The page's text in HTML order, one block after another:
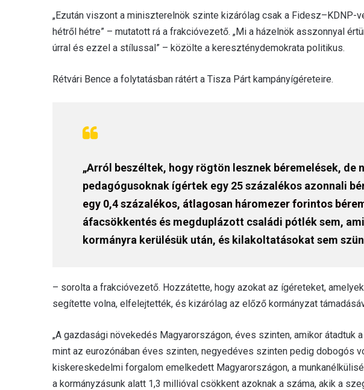
„Ezután viszont a miniszterelnök szinte kizárólag csak a Fidesz–KDNP-
hétről hétre” – mutatott rá a frakcióvezető. „Mi a házelnök asszonnyal
úrral és ezzel a stílussal” – közölte a kereszténydemokrata politikus.
Rétvári Bence a folytatásban rátért a Tisza Párt kampányígéreteire.
„Arról beszéltek, hogy rögtön lesznek béremelések, de
pedagógusoknak ígértek egy 25 százalékos azonnali
egy 0,4 százalékos, átlagosan háromezer forintos
áfacsökkentés és megduplázott családi pótlék sem,
kormányra kerülésük után, és kilakoltatásokat sem
– sorolta a frakcióvezető. Hozzátette, hogy azokat az ígéreteket,
segítette volna, elfelejtették, és kizárólag az előző kormányzat
„A gazdasági növekedés Magyarországon, éves szinten, amikor átadtuk
mint az eurozónában éves szinten, negyedéves szinten pedig dobogós
kiskereskedelmi forgalom emelkedett Magyarországon, a
a kormányzásunk alatt 1,3 millióval csökkent azoknak a száma, akik a